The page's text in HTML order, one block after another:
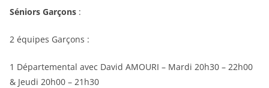
Séniors Garçons :
2 équipes Garçons :
1 Départemental avec David AMOURI – Mardi 20h30 – 22h00
& Jeudi 20h00 – 21h30